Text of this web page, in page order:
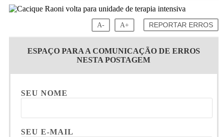
A- A+ REPORTAR ERROS
ESPAÇO PARA A COMUNICAÇÃO DE ERROS
NESTA POSTAGEM
SEU NOME
SEU E-MAIL